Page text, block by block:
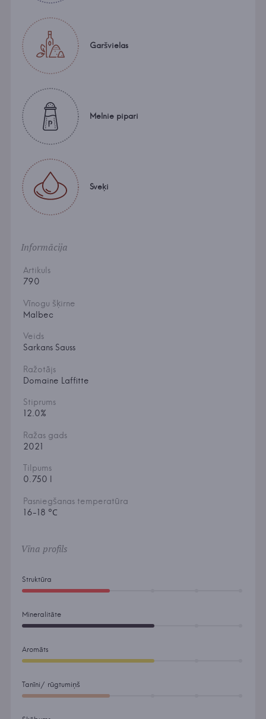
Garšvielas
Melnie pipari
Sveķi
Informācija
Artikuls
790
Vīnogu šķirne
Malbec
Veids
Sarkans Sauss
Ražotājs
Domaine Laffitte
Stiprums
12.0%
Ražas gads
2021
Tilpums
0.750 l
Pasniegšanas temperatūra
16-18 °С
Vīna profils
Struktūra
Mineralitāte
Aromāts
Tanīni/ rūgtumiņš